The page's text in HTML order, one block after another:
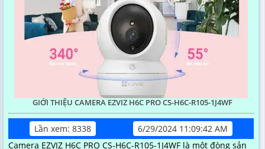
GIỚI THIỆU CAMERA EZVIZ H6C PRO CS-H6C-R105-1J4WF
Lần xem: 8338
6/29/2024 11:09:42 AM
Camera EZVIZ H6C PRO CS-H6C-R105-1J4WF là một đòng sản